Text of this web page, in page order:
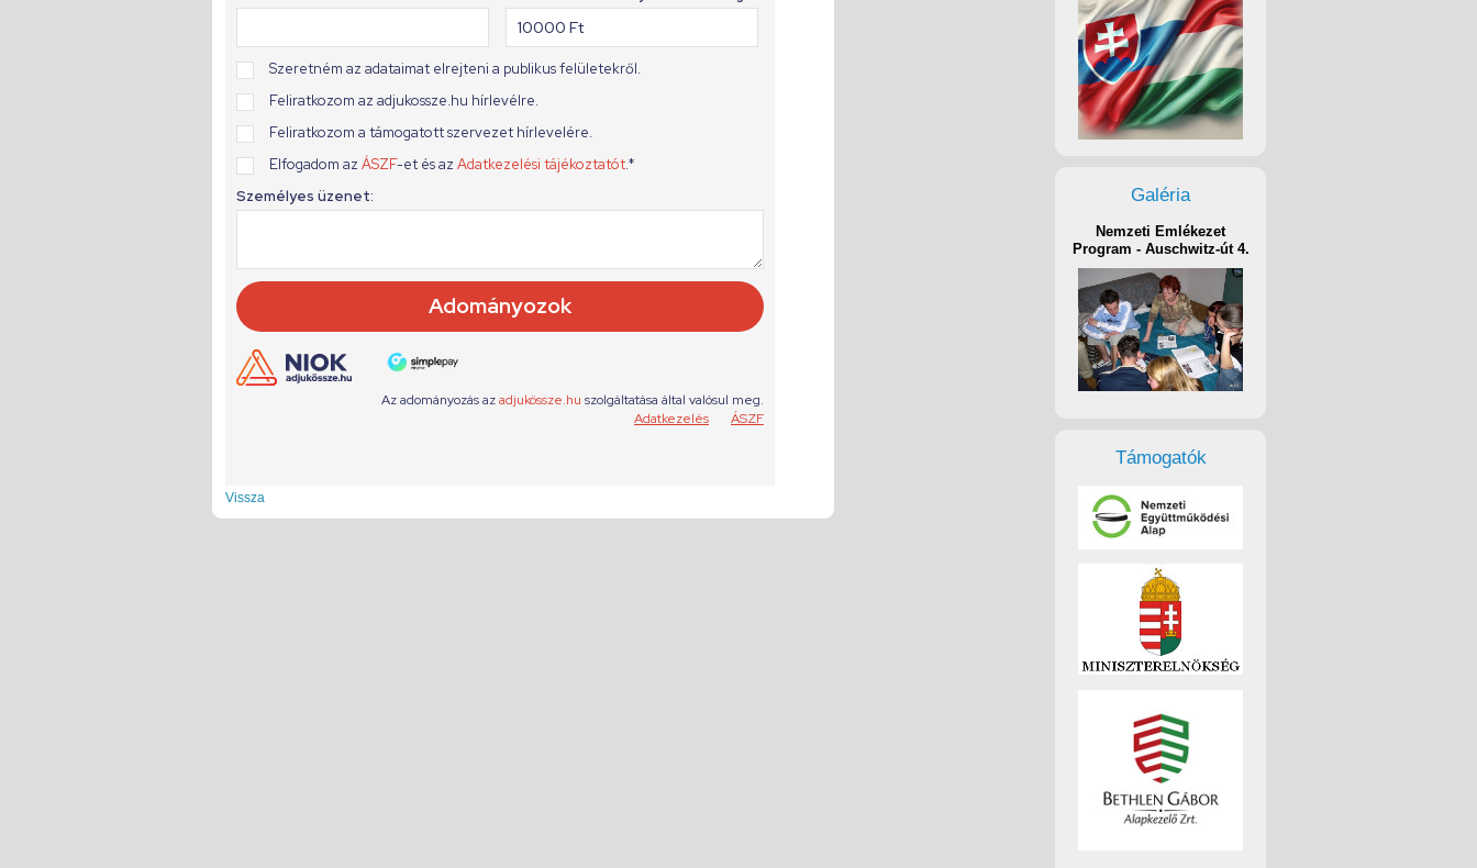
Vissza
Galéria
Nemzeti Emlékezet
Program - Auschwitz-út 4.
Támogatók